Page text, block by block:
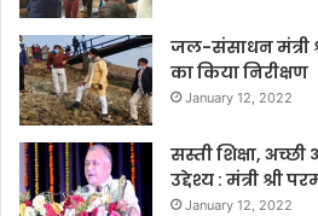
जल-संसाधन मंत्री
का किया निरीक्षण
January 12, 2022
सस्ती शिक्षा,
उद्देश्य : मंत्री श्री
January 12, 2022